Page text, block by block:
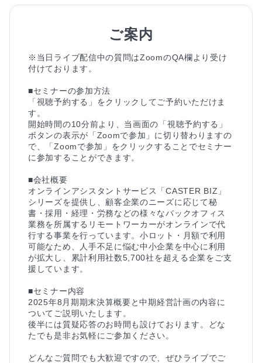
ご案内
※当日ライブ配信中の質問はZoomのQA欄より受け
付けております。
■セミナーの参加方法
「視聴予約する」をクリックしてご予約いただけま
す。
開始時間の10分前より、当画面の「視聴予約する」
ボタンの表示が「Zoomで参加」に切り替わりますの
で、「Zoomで参加」をクリックすることでセミナー
に参加することができます。
■会社概要
オンラインアシスタントサービス「CASTER BIZ」
シリーズを提供し、顧客企業のニーズに応じて秘
書・採用・経理・労務などの様々なバックオフィス
業務を所属するリモートワーカーがオンラインで代
行する事業を行っています。小ロット・月額で利用
可能なため、人手不足に悩む中小企業を中心に利用
が拡大し、累計利用社数5,700社を超える企業をご支
援しています。
■セミナー内容
2025年8月期期末決算概要と中期経営計画の内容に
ついてご説明いたします。
後半には質疑応答のお時間も設けております。どな
たでも是非お気軽にご参加ください。
どんなご質問でも大歓迎ですので、ぜひライブでご